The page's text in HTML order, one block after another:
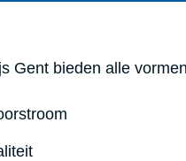
Gent bieden alle